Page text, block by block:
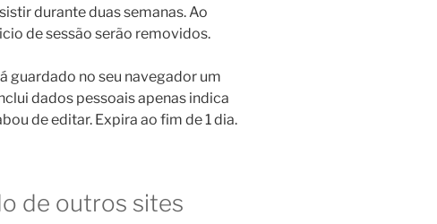
durante duas semanas. Ao
de sessão serão removidos.
guardado no seu navegador um
dados pessoais apenas indica
de editar. Expira ao fim de 1 dia.
de outros sites